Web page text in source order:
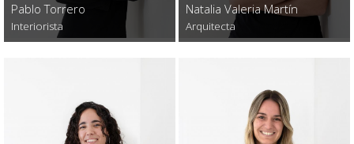
Pablo Torrero
Interiorista
Natalia Valeria Martín
Arquitecta